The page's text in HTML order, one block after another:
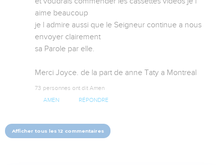
aime beaucoup
je l admire aussi que le Seigneur continue a nous
envoyer clairement
sa Parole par elle.
Merci Joyce. de la part de anne Taty a Montreal
73 personnes ont dit Amen
AMEN RÉPONDRE
Afficher tous les 12 commentaires